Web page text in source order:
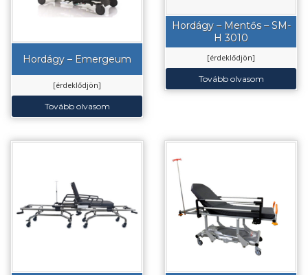
Hordágy – Emergeum
[érdeklődjön]
Tovább olvasom
Hordágy – Mentős – SM-
H 3010
[érdeklődjön]
Tovább olvasom